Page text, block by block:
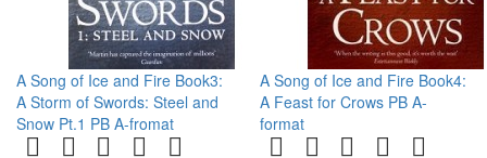
A Song of Ice and Fire Book3:
A Storm of Swords: Steel and
Snow Pt.1 PB A-fromat
A Song of Ice and Fire Book4:
A Feast for Crows PB A-
format